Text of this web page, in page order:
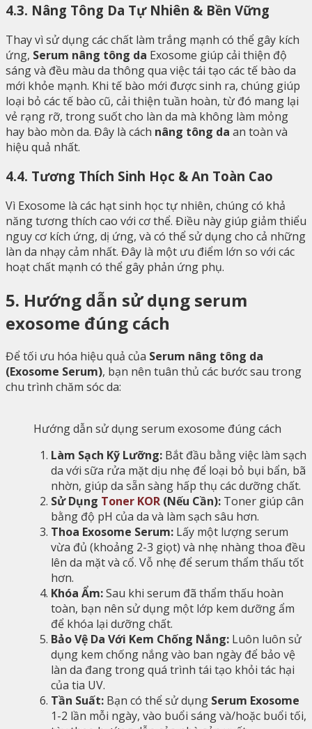
4.3. Nâng Tông Da Tự Nhiên & Bền Vững
Thay vì sử dụng các chất làm trắng mạnh có thể gây kích
ứng, Serum nâng tông da Exosome giúp cải thiện độ
sáng và đều màu da thông qua việc tái tạo các tế bào da
mới khỏe mạnh. Khi tế bào mới được sinh ra, chúng giúp
loại bỏ các tế bào cũ, cải thiện tuần hoàn, từ đó mang lại
vẻ rạng rỡ, trong suốt cho làn da mà không làm mỏng
hay bào mòn da. Đây là cách nâng tông da an toàn và
hiệu quả nhất.
4.4. Tương Thích Sinh Học & An Toàn Cao
Vì Exosome là các hạt sinh học tự nhiên, chúng có khả
năng tương thích cao với cơ thể. Điều này giúp giảm thiểu
nguy cơ kích ứng, dị ứng, và có thể sử dụng cho cả những
làn da nhạy cảm nhất. Đây là một ưu điểm lớn so với các
hoạt chất mạnh có thể gây phản ứng phụ.
5. Hướng dẫn sử dụng serum
exosome đúng cách
Để tối ưu hóa hiệu quả của Serum nâng tông da
(Exosome Serum), bạn nên tuân thủ các bước sau trong
chu trình chăm sóc da:
Hướng dẫn sử dụng serum exosome đúng cách
Làm Sạch Kỹ Lưỡng: Bắt đầu bằng việc làm sạch
da với sữa rửa mặt dịu nhẹ để loại bỏ bụi bẩn, bã
nhờn, giúp da sẵn sàng hấp thụ các dưỡng chất.
Sử Dụng Toner KOR (Nếu Cần): Toner giúp cân
bằng độ pH của da và làm sạch sâu hơn.
Thoa Exosome Serum: Lấy một lượng serum
vừa đủ (khoảng 2-3 giọt) và nhẹ nhàng thoa đều
lên da mặt và cổ. Vỗ nhẹ để serum thẩm thấu tốt
hơn.
Khóa Ẩm:Sau khi serum đã thẩm thấu hoàn
toàn, bạn nên sử dụng một lớp kem dưỡng ẩm
để khóa lại dưỡng chất.
Bảo Vệ Da Với Kem Chống Nắng: Luôn luôn sử
dụng kem chống nắng vào ban ngày để bảo vệ
làn da đang trong quá trình tái tạo khỏi tác hại
của tia UV.
Tần Suất: Bạn có thể sử dụng Serum Exosome
1-2 lần mỗi ngày, vào buổi sáng và/hoặc buổi tối,